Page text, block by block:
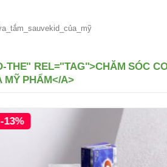
THE" REL="TAG">CHĂM SÓC
MỸ PHẨM</A>